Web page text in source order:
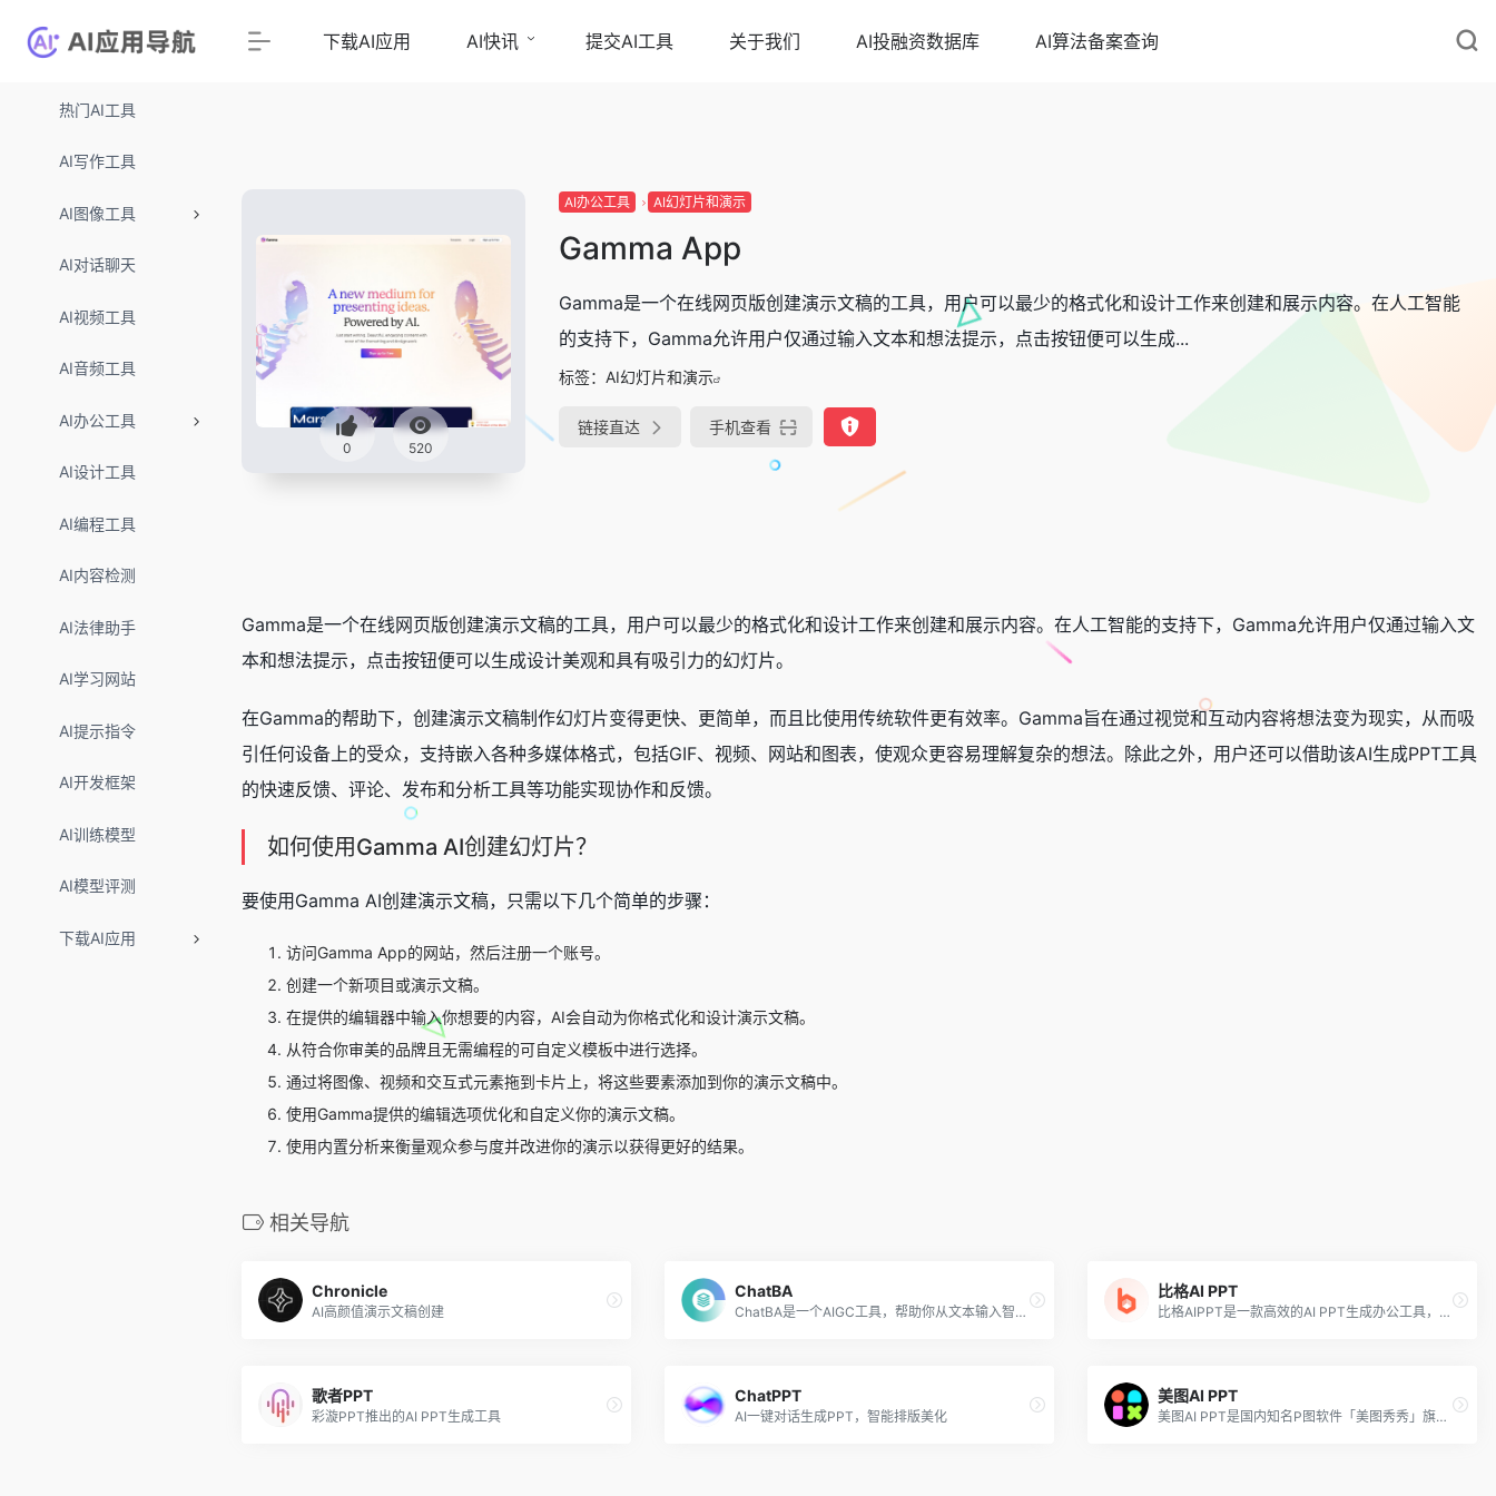
热门AI工具
AI写作工具
AI图像工具
AI对话聊天
AI视频工具
AI音频工具
AI办公工具
AI设计工具
AI编程工具
AI内容检测
AI法律助手
AI学习网站
AI提示指令
AI开发框架
AI训练模型
AI模型评测
下载AI应用
下载AI应用 AI快讯 提交AI工具 关于我们 AI投融资数据库 AI算法备案查询
0 520
AI办公工具 AI幻灯片和演示
Gamma App
Gamma是一个在线网页版创建演示文稿的工具，用户可以最少的格式化和设计工作来创建和展示内容。在人工智能
的支持下，Gamma允许用户仅通过输入文本和想法提示，点击按钮便可以生成...
标签： AI幻灯片和演示
链接直达 手机查看
Gamma是一个在线网页版创建演示文稿的工具，用户可以最少的格式化和设计工作来创建和展示内容。在人工智能的支持下，Gamma允许用户仅通过输入文
本和想法提示，点击按钮便可以生成设计美观和具有吸引力的幻灯片。
在Gamma的帮助下，创建演示文稿制作幻灯片变得更快、更简单，而且比使用传统软件更有效率。Gamma旨在通过视觉和互动内容将想法变为现实，从而吸
引任何设备上的受众，支持嵌入各种多媒体格式，包括GIF、视频、网站和图表，使观众更容易理解复杂的想法。除此之外，用户还可以借助该AI生成PPT工具
的快速反馈、评论、发布和分析工具等功能实现协作和反馈。
如何使用Gamma AI创建幻灯片？
要使用Gamma AI创建演示文稿，只需以下几个简单的步骤：
访问Gamma App的网站，然后注册一个账号。
创建一个新项目或演示文稿。
在提供的编辑器中输入你想要的内容，AI会自动为你格式化和设计演示文稿。
从符合你审美的品牌且无需编程的可自定义模板中进行选择。
通过将图像、视频和交互式元素拖到卡片上，将这些要素添加到你的演示文稿中。
使用Gamma提供的编辑选项优化和自定义你的演示文稿。
使用内置分析来衡量观众参与度并改进你的演示以获得更好的结果。
相关导航
Chronicle
AI高颜值演示文稿创建
ChatBA
ChatBA是一个AIGC工具，帮助你从文本输入智能生成PowerPoint幻灯片。
比格AI PPT
比格AIPPT是一款高效的AI PPT生成办公工具，利用先进的人工智能语言模型技术，为用户提供了一个快速便捷的PPT制作体验。用户只需简单地输入想要探讨的主题，该智能软件便能迅速地创建出一套专业的演示文稿。此外，比格AIPPT还内置了一系列精心设计的PPT模板，用户可以轻松地通过一键操作来更换这些模板，以适应不同的演示场合和风格。会员可解锁更多高级功能，支持免费体验。
歌者PPT
彩漩PPT推出的AI PPT生成工具
ChatPPT
AI一键对话生成PPT，智能排版美化
美图AI PPT
美图AI PPT是国内知名P图软件「美图秀秀」旗下的「美图设计室」推出的免费在线AI生成PPT设计工具，用户只需输入一句话，便可以轻松打造精美PPT。